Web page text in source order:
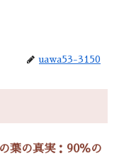
uawa53-3150
葉の真実：90％の